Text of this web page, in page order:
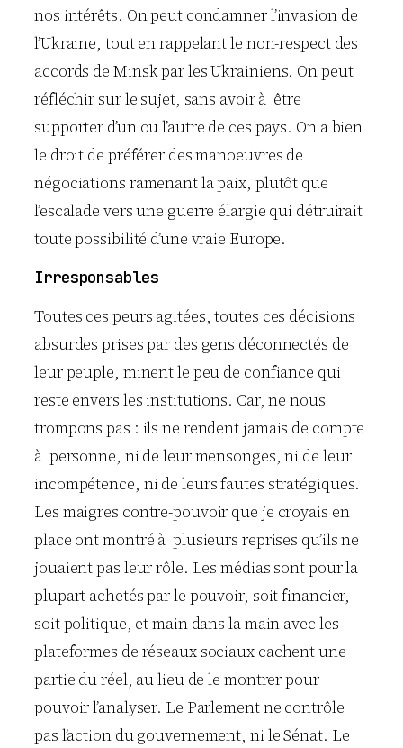
nos intérêts. On peut condamner l’invasion de
l’Ukraine, tout en rappelant le non-respect des
accords de Minsk par les Ukrainiens. On peut
réfléchir sur le sujet, sans avoir à être
supporter d’un ou l’autre de ces pays. On a bien
le droit de préférer des manoeuvres de
négociations ramenant la paix, plutôt que
l’escalade vers une guerre élargie qui détruirait
toute possibilité d’une vraie Europe.
Irresponsables
Toutes ces peurs agitées, toutes ces décisions
absurdes prises par des gens déconnectés de
leur peuple, minent le peu de confiance qui
reste envers les institutions. Car, ne nous
trompons pas : ils ne rendent jamais de compte
à personne, ni de leur mensonges, ni de leur
incompétence, ni de leurs fautes stratégiques.
Les maigres contre-pouvoir que je croyais en
place ont montré à plusieurs reprises qu’ils ne
jouaient pas leur rôle. Les médias sont pour la
plupart achetés par le pouvoir, soit financier,
soit politique, et main dans la main avec les
plateformes de réseaux sociaux cachent une
partie du réel, au lieu de le montrer pour
pouvoir l’analyser. Le Parlement ne contrôle
pas l’action du gouvernement, ni le Sénat. Le